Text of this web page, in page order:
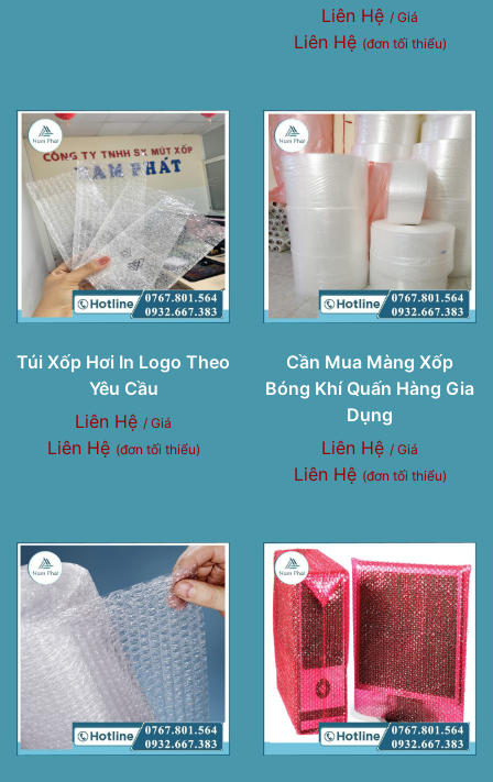
Liên Hệ / Giá
Liên Hệ (đơn tối thiểu)
Túi Xốp Hơi In Logo Theo
Yêu Cầu
Liên Hệ / Giá
Liên Hệ (đơn tối thiểu)
Cần Mua Màng Xốp
Bóng Khí Quấn Hàng Gia
Dụng
Liên Hệ / Giá
Liên Hệ (đơn tối thiểu)